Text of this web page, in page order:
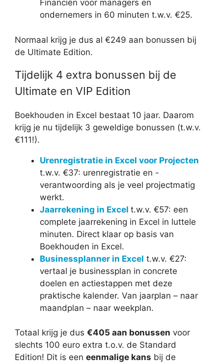
Financiën voor managers en
ondernemers in 60 minuten t.w.v. €25.
Normaal krijg je dus al €249 aan bonussen bij
de Ultimate Edition.
Tijdelijk 4 extra bonussen bij de
Ultimate en VIP Edition
Boekhouden in Excel bestaat 10 jaar. Daarom
krijg je nu tijdelijk 3 geweldige bonussen (t.w.v.
€111!).
Urenregistratie in Excel voor Projecten
t.w.v. €37: urenregistratie en -
verantwoording als je veel projectmatig
werkt.
Jaarrekening in Excel t.w.v. €57: een
complete jaarrekening in Excel in luttele
minuten. Direct klaar op basis van
Boekhouden in Excel.
Businessplanner in Excel t.w.v. €27:
vertaal je businessplan in concrete
doelen en actiestappen met deze
praktische kalender. Van jaarplan – naar
maandplan – naar weekplan.
Totaal krijg je dus €405 aan bonussen voor
slechts 100 euro extra t.o.v. de Standard
Edition! Dit is een eenmalige kans bij de